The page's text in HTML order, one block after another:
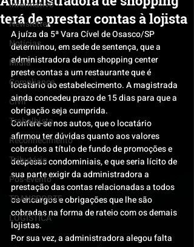
Informativo
Newsletter
Notícias
Mídia
Compliance
Civil
Trabalhista
Reconhecimento
Tributário
Pós-evento
TRANSPORTE
LOGISTICA
terá de prestar contas à lojista
A juíza da 5ª Vara Cível de Osasco/SP
determinou, em sede de sentença, que a
administradora de um shopping center
preste contas a um restaurante que é
locatário do estabelecimento. A magistrada
ainda concedeu prazo de 15 dias para que a
obrigação seja cumprida.
Confere-se nos autos, que o locatário
afirmou ter dúvidas quanto aos valores
cobrados a título de fundo de promoções e
despesas condominiais, e que seria lícito de
sua parte exigir da administradora a
prestação das contas relacionadas a todos
os encargos e obrigações que lhe são
cobradas na forma de rateio com os demais
lojistas.
Por sua vez, a administradora alegou falta